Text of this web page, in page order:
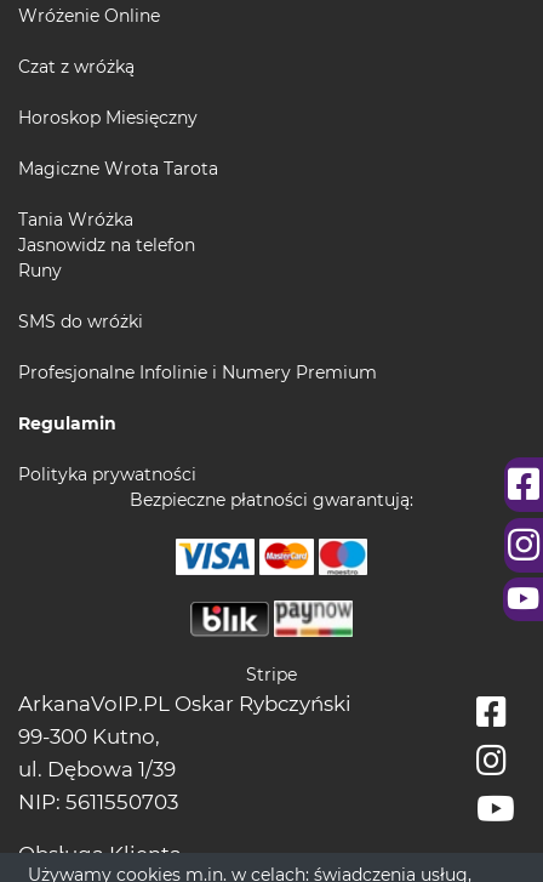
Wróżenie Online
Czat z wróżką
Horoskop Miesięczny
Magiczne Wrota Tarota
Tania Wróżka
Jasnowidz na telefon
Runy
SMS do wróżki
Profesjonalne Infolinie i Numery Premium
Regulamin
Polityka prywatności
Bezpieczne płatności gwarantują:
Stripe
ArkanaVoIP.PL Oskar Rybczyński
99-300 Kutno,
ul. Dębowa 1/39
NIP: 5611550703
Obsługa Klienta
Używamy cookies m.in. w celach: świadczenia usług,